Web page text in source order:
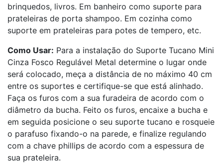
brinquedos, livros. Em banheiro como suporte para
prateleiras de porta shampoo. Em cozinha como
suporte em prateleiras para potes de tempero, etc.
Como Usar: Para a instalação do Suporte Tucano Mini
Cinza Fosco Regulável Metal determine o lugar onde
será colocado, meça a distância de no máximo 40 cm
entre os suportes e certifique-se que está alinhado.
Faça os furos com a sua furadeira de acordo com o
diâmetro da bucha. Feito os furos, encaixe a bucha e
em seguida posicione o seu suporte tucano e rosqueie
o parafuso fixando-o na parede, e finalize regulando
com a chave phillips de acordo com a espessura de
sua prateleira.